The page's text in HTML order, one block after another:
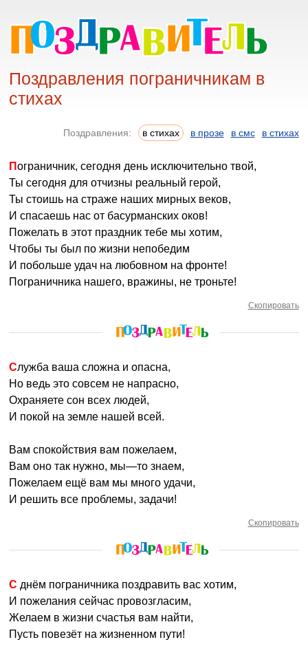
Поздравления пограничникам в
стихах
Поздравления: в стихах в прозе в смс в стихах
Пограничник, сегодня день исключительно твой,
Ты сегодня для отчизны реальный герой,
Ты стоишь на страже наших мирных веков,
И спасаешь нас от басурманских оков!
Пожелать в этот праздник тебе мы хотим,
Чтобы ты был по жизни непобедим
И побольше удач на любовном на фронте!
Пограничника нашего, вражины, не троньте!
Скопировать
Служба ваша сложна и опасна,
Но ведь это совсем не напрасно,
Охраняете сон всех людей,
И покой на земле нашей всей.
Вам спокойствия вам пожелаем,
Вам оно так нужно, мы—то знаем,
Пожелаем ещё вам мы много удачи,
И решить все проблемы, задачи!
Скопировать
С днём пограничника поздравить вас хотим,
И пожелания сейчас провозгласим,
Желаем в жизни счастья вам найти,
Пусть повезёт на жизненном пути!